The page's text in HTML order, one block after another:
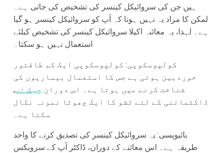
ہیں جن کی سروائیکل کینسر کی تشخیص کی جاتی ہے۔
لمکن کا مراد یہ نہیں ہوتا کہ آپ کو سروائیکل کینسر ہو گیا
ہے۔ لہذا، یہ معائنہ اکیلا سروائیکل کینسر کی تشخیص کیلئے
استعمال نہیں ہو سکتا۔
کولپوسکوپی: کولپوسکوپی ایک کم طاقتور
خوردبین ہوتی ہے جس کا استعمال بیماریوں کی
شناخت کرنے میں ہوتا ہے۔ اس دوران چیک اپ,
ڈاکٹمائنی کے لئے ٹشو کا ایک چھوٹا نمونہ نکال
سکتا ہے۔
بائیوپسی: یہ سروائیکل کینسر کی تصدیق کرنے کا واحد
طریقہ ہے۔ اس معائنے کے دوران، ڈاکٹر آپ کے سرویکس